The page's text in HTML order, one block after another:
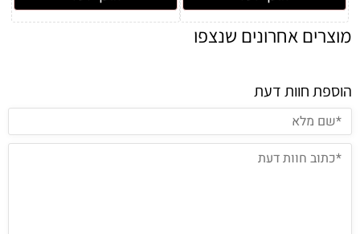
מוצרים אחרונים שנצפו
הוספת חוות דעת